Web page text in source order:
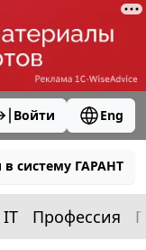
Войти Eng
в систему ГАРАНТ
IT Профессия